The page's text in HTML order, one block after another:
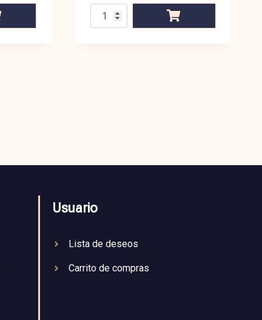
Usuario
Lista de deseos
Carrito de compras